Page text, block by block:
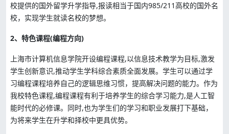
校提供的国外留学升学指导,报读相当于国内985/211高校的国外名
校，实现学生就读名校的梦想。
2、特色课程(编程方向)
上海市计算机信息学院开设编程课程,以信息技术教学为目标,激发
学生创新意识,推动学生学科综合素质全面发展。学生可以通过学
习编程课程培养自己的逻辑思维习惯，提高解决问题的能力。作为
我校特色课程,编程课程有利于培养学生的综合学习能力,是人工智
能时代的必修课。同时,也为学生们的学习和职业发展打下基础，
为将来学生在升学和择校中更具优势。